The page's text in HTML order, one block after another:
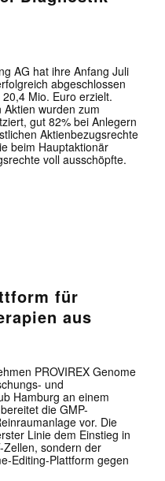
AG hat ihre Anfang Juli
abgeschlossen
Mio. Euro erzielt.
wurden zum
gut 82% bei Anlegern
Aktienbezugsrechte
beim Hauptaktionär
voll ausschöpfte.
für
aus
PROVIREX Genome
und
Hamburg an einem
die GMP-
vor. Die
Linie dem Einstieg in
Zellen, sondern der
Editing-Plattform gegen